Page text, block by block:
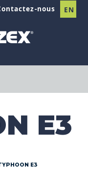
nous EN
E3
E3